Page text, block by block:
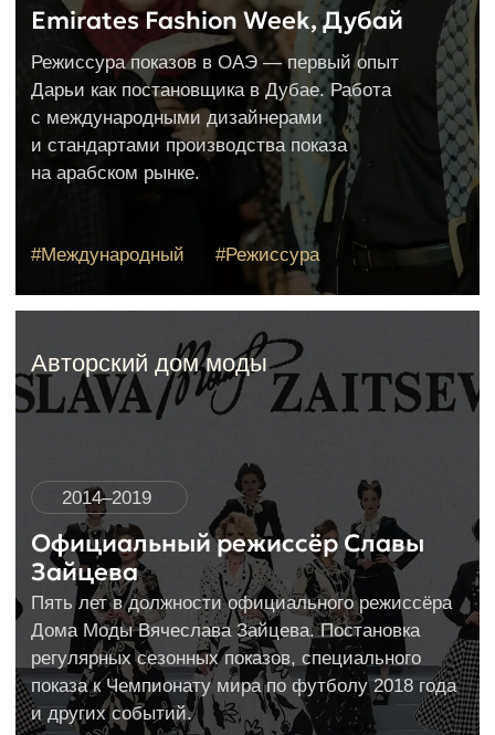
МО, Рублево-Успенское шоссе,
село Усово, стр. 100, блок Е
info@topsecretmodel.ru
с 10:00 до 19:00 без выходных
ИП Саватеева Дарья Валерьевна,
ИНН: 770501593933,
ОГРНИП: 309774626500411